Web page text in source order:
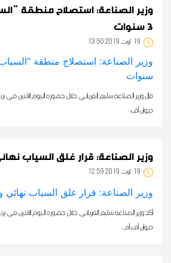
وزير الصناعة: استصلاح منطقة
3 سنوات
19 13:50 2019 أوت
قال وزير الصناعة سليم الفرياني خلال حضوره اليوم الاثنين
ديوان أف
وزير الصناعة: قرار غلق السياب
19 12:59 2019 أوت
أكد وزير الصناعة سليم الفرياني خلال حضوره اليوم الاثنين
ديوان أف أم ،